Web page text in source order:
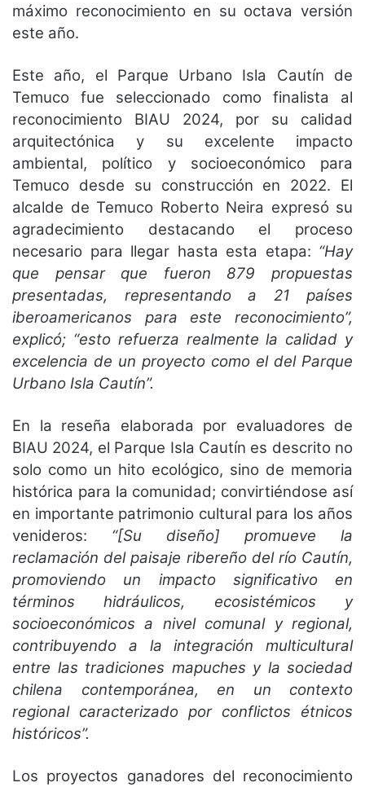
máximo reconocimiento en su octava versión
este año.
Este año, el Parque Urbano Isla Cautín de
Temuco fue seleccionado como finalista al
reconocimiento BIAU 2024, por su calidad
arquitectónica y su excelente impacto
ambiental, político y socioeconómico para
Temuco desde su construcción en 2022. El
alcalde de Temuco Roberto Neira expresó su
agradecimiento destacando el proceso
necesario para llegar hasta esta etapa: “Hay
que pensar que fueron 879 propuestas
presentadas, representando a 21 países
iberoamericanos para este reconocimiento”,
explicó; “esto refuerza realmente la calidad y
excelencia de un proyecto como el del Parque
Urbano Isla Cautín”.
En la reseña elaborada por evaluadores de
BIAU 2024, el Parque Isla Cautín es descrito no
solo como un hito ecológico, sino de memoria
histórica para la comunidad; convirtiéndose así
en importante patrimonio cultural para los años
venideros: “[Su diseño] promueve la
reclamación del paisaje ribereño del río Cautín,
promoviendo un impacto significativo en
términos hidráulicos, ecosistémicos y
socioeconómicos a nivel comunal y regional,
contribuyendo a la integración multicultural
entre las tradiciones mapuches y la sociedad
chilena contemporánea, en un contexto
regional caracterizado por conflictos étnicos
históricos”.
Los proyectos ganadores del reconocimiento